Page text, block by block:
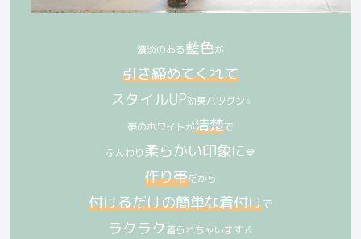
濃淡のある藍色が
引き締めてくれて
スタイルUP効果バツグン⭐
帯のホワイトが清楚で
ふんわり柔らかい印象に💙
作り帯だから
付けるだけの簡単な着付けで
ラクラク 着られちゃいます🎶